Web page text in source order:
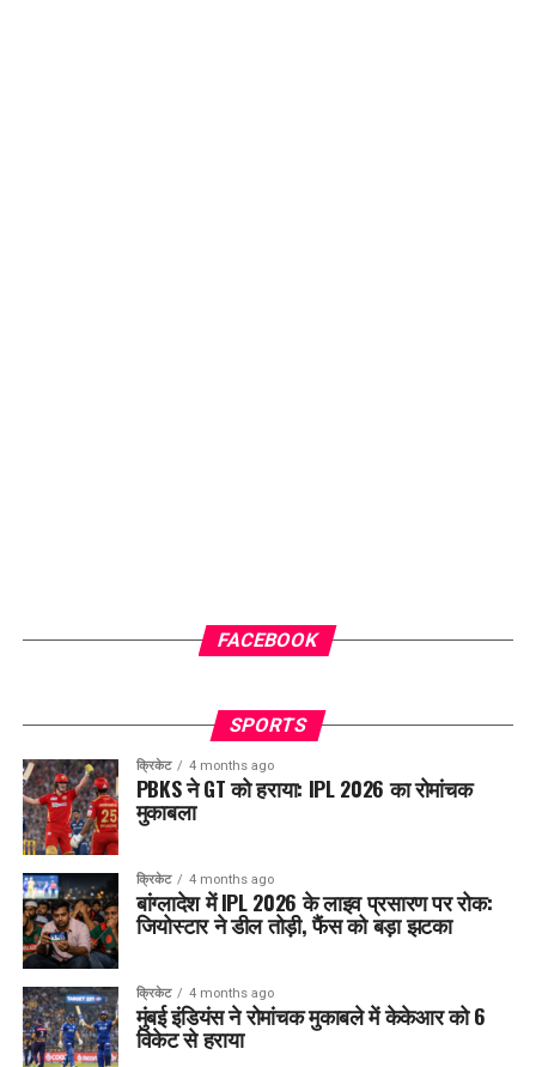
FACEBOOK
SPORTS
क्रिकेट 4 months ago
PBKS ने GT को हराया: IPL 2026 का रोमांचक
मुकाबला
क्रिकेट 4 months ago
बांग्लादेश में IPL 2026 के लाइव प्रसारण पर रोक:
जियोस्टार ने डील तोड़ी, फैंस को बड़ा झटका
क्रिकेट 4 months ago
मुंबई इंडियंस ने रोमांचक मुकाबले में केकेआर को 6
विकेट से हराया